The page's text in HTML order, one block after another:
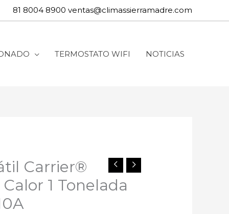
81 8004 8900 ventas@climassierramadre.com
TERMOSTATO WIFI NOTICIAS
Carrier®
1 Tonelada